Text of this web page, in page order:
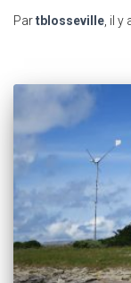
Partblosseville , il y